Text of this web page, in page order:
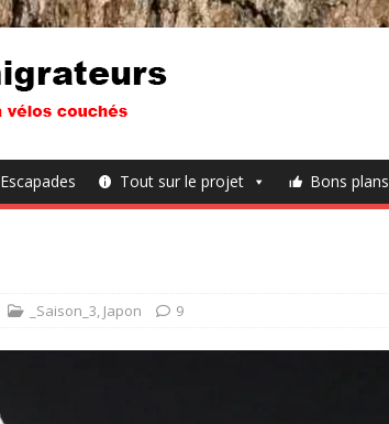
Escapades Tout sur le projet Bons plans
_Saison_3, Japon 9